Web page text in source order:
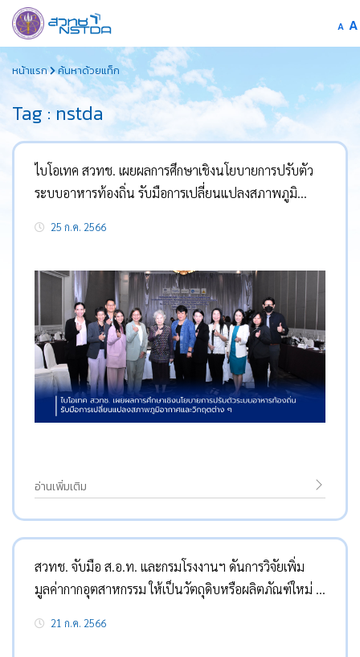
to
content
A A
หน้าแรก ค้นหาด้วยแท็ก
Tag : nstda
ไบโอเทค สวทช. เผยผลการศึกษาเชิงนโยบายการปรับตัว
ระบบอาหารท้องถิ่น รับมือการเปลี่ยนแปลงสภาพภูมิ
25 ก.ค. 2566
อ่านเพิ่มเติม
สวทช. จับมือ ส.อ.ท. และกรมโรงงานฯ ดันการวิจัยเพิ่ม
มูลค่ากากอุตสาหกรรม ให้เป็นวัตถุดิบหรือผลิตภัณฑ์ใหม่ สู่
21 ก.ค. 2566